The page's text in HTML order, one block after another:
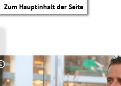
Zum Hauptinhalt der Seite
Copyright-Hinweis öffnen/schließen